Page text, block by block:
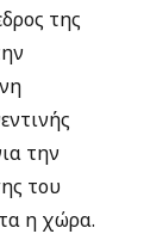
της
την
του
η χώρα.